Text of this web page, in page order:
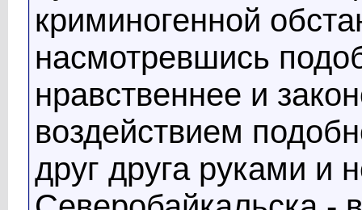
криминогенной
насмотревшись
нравственнее и
воздействием
друг друга руками и